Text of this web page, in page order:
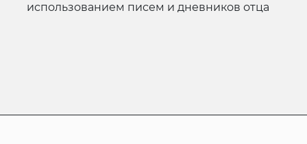
использованием писем и дневников отца